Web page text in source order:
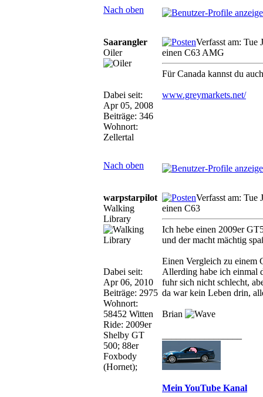
Nach oben
Saarangler
Oiler
Dabei seit:
Apr 05, 2008
Beiträge: 346
Wohnort:
Zellertal
Verfasst am: Tue
einen C63 AMG
Für Canada kannst du
www.greymarkets.net/
Nach oben
warpstarpilot
Walking
Library
Dabei seit:
Apr 06, 2010
Beiträge: 2975
Wohnort:
58452 Witten
Ride: 2009er
Shelby GT
500; 88er
Foxbody
(Hornet);
Verfasst am: Tue
einen C63
Ich hebe einen 2009er
und der macht mächtig
Einen Vergleich zu einem
Allerding habe ich einmal
fuhr sich nicht schlecht,
da war kein Leben drin,
Brian
Mein YouTube Kanal